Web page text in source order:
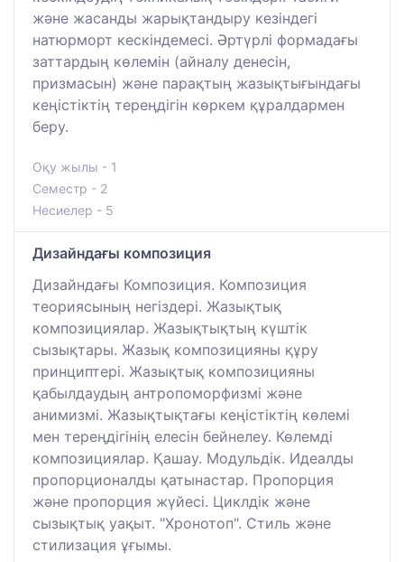
және жасанды жарықтандыру кезіндегі
натюрморт кескіндемесі. Әртүрлі формадағы
заттардың көлемін (айналу денесін,
призмасын) және парақтың жазықтығындағы
кеңістіктің тереңдігін көркем құралдармен
беру.
Оқу жылы - 1
Семестр - 2
Несиелер - 5
Дизайндағы композиция
Дизайндағы Композиция. Композиция
теориясының негіздері. Жазықтық
композициялар. Жазықтықтың күштік
сызықтары. Жазық композицияны құру
принциптері. Жазықтық композицияны
қабылдаудың антропоморфизмі және
анимизмі. Жазықтықтағы кеңістіктің көлемі
мен тереңдігінің елесін бейнелеу. Көлемді
композициялар. Қашау. Модульдік. Идеалды
пропорционалды қатынастар. Пропорция
және пропорция жүйесі. Циклдік және
сызықтық уақыт. "Хронотоп". Стиль және
стилизация ұғымы.